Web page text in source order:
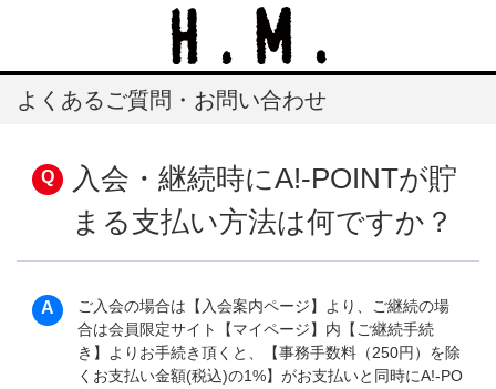
よくあるご質問・お問い合わせ
入会・継続時にA!-POINTが貯
まる支払い方法は何ですか？
ご入会の場合は【入会案内ページ】より、ご継続の場
合は会員限定サイト【マイページ】内【ご継続手続
き】よりお手続き頂くと、【事務手数料（250円）を除
くお支払い金額(税込)の1%】がお支払いと同時にA!-PO